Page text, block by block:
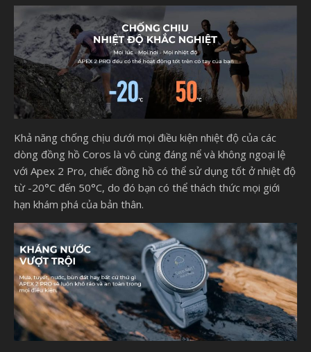
Khả năng chống chịu dưới mọi điều kiện nhiệt độ của các
dòng đồng hồ Coros là vô cùng đáng nể và không ngoại lệ
với Apex 2 Pro, chiếc đồng hồ có thể sử dụng tốt ở nhiệt độ
từ -20°C đến 50°C, do đó bạn có thể thách thức mọi giới
hạn khám phá của bản thân.